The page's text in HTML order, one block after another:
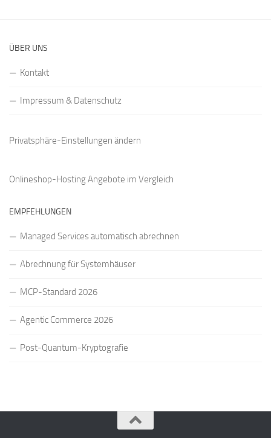
ÜBER UNS
Kontakt
Impressum & Datenschutz
Privatsphäre-Einstellungen ändern
Onlineshop-Hosting Angebote im Vergleich
EMPFEHLUNGEN
Managed Services automatisch abrechnen
Abrechnung für Systemhäuser
MCP-Standard 2026
Agentic Commerce 2026
Post-Quantum-Kryptografie